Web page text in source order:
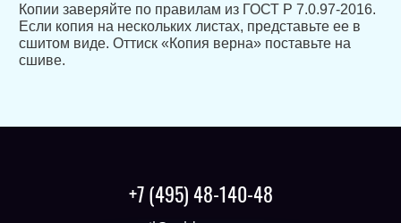
Копии заверяйте по правилам из ГОСТ Р 7.0.97-2016.
Если копия на нескольких листах, представьте ее в
сшитом виде. Оттиск «Копия верна» поставьте на
сшиве.
+7 (495) 48-140-48